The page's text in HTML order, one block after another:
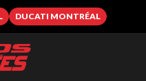
DUCATI MONTRÉAL